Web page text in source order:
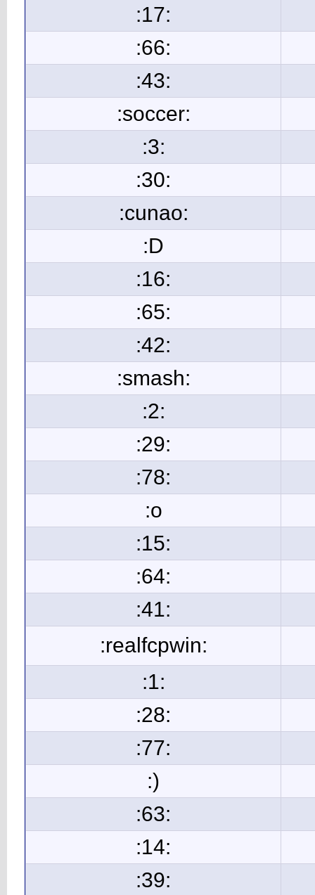
:17:
:66:
:43:
:soccer:
:3:
:30:
:cunao:
:D
:16:
:65:
:42:
:smash:
:2:
:29:
:78:
:o
:15:
:64:
:41:
:realfcpwin:
:1:
:28:
:77:
:)
:63:
:14:
:39: